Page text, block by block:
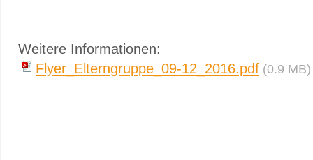
Weitere Informationen:
Flyer_Elterngruppe_09-12_2016.pdf (0.9 MB)